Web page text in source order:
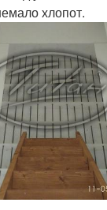
хлопот.